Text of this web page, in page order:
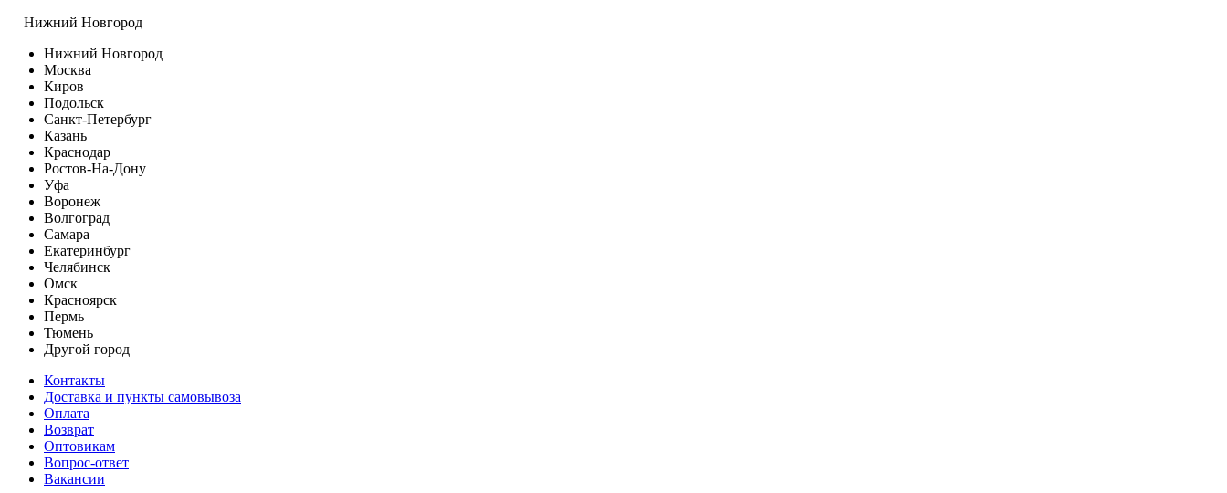
Нижний Новгород
Нижний Новгород
Москва
Киров
Подольск
Санкт-Петербург
Казань
Краснодар
Ростов-На-Дону
Уфа
Воронеж
Волгоград
Самара
Екатеринбург
Челябинск
Омск
Красноярск
Пермь
Тюмень
Другой город
Контакты
Доставка и пункты самовывоза
Оплата
Возврат
Оптовикам
Вопрос-ответ
Вакансии